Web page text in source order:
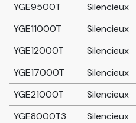
YGE9500T
Silencieux
YGE11000T
Silencieux
YGE12000T
Silencieux
YGE17000T
Silencieux
YGE21000T
Silencieux
YGE8000T3
Silencieux